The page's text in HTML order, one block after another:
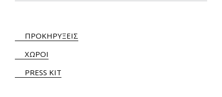
ΠΡΟΚΗΡΥΞΕΙΣ
ΧΩΡΟΙ
PRESS KIT